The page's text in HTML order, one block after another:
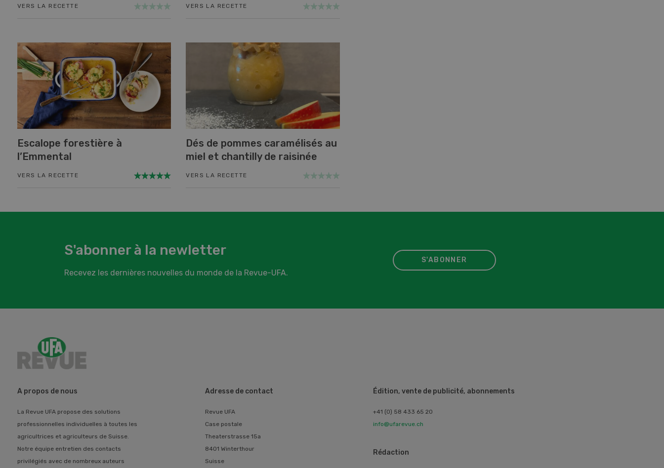
VERS LA RECETTE VERS LA RECETTE
Escalope forestière à
l’Emmental
VERS LA RECETTE
Dés de pommes caramélisés au
miel et chantilly de raisinée
VERS LA RECETTE
S'abonner à la newletter
Recevez les dernières nouvelles du monde de la Revue-UFA.
S'ABONNER
A propos de nous
La Revue UFA propose des solutions
professionnelles individuelles à toutes les
agricultrices et agriculteurs de Suisse.
Notre équipe entretien des contacts
privilégiés avec de nombreux auteurs
Adresse de contact
Revue UFA
Case postale
Theaterstrasse 15a
8401 Winterthour
Suisse
Édition, vente de publicité, abonnements
+41 (0) 58 433 65 20
info@ufarevue.ch
Rédaction